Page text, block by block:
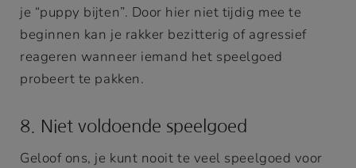
je “puppy bijten”. Door hier niet tijdig mee te
beginnen kan je rakker bezitterig of agressief
reageren wanneer iemand het speelgoed
probeert te pakken.
8. Niet voldoende speelgoed
Geloof ons, je kunt nooit te veel speelgoed voor